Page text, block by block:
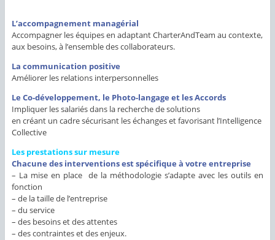
L’accompagnement managérial
Accompagner les équipes en adaptant CharterAndTeam au contexte,
aux besoins, à l’ensemble des collaborateurs.
La communication positive
Améliorer les relations interpersonnelles
Le Co-développement, le Photo-langage et les Accords
Impliquer les salariés dans la recherche de solutions
en créant un cadre sécurisant les échanges et favorisant l’Intelligence
Collective
Les prestations sur mesure
Chacune des interventions est spécifique à votre entreprise
– La mise en place de la méthodologie s’adapte avec les outils en
fonction
– de la taille de l’entreprise
– du service
– des besoins et des attentes
– des contraintes et des enjeux.